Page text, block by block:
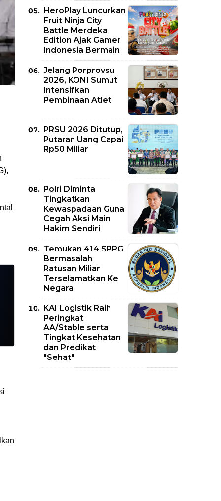
HeroPlay Luncurkan
Fruit Ninja City
Battle Merdeka
Edition Ajak Gamer
Indonesia Bermain
Jelang Porprovsu
2026, KONI Sumut
Intensifkan
Pembinaan Atlet
PRSU 2026 Ditutup,
Putaran Uang Capai
Rp50 Miliar
Polri Diminta
Tingkatkan
Kewaspadaan Guna
Cegah Aksi Main
Hakim Sendiri
Temukan 414 SPPG
Bermasalah
Ratusan Miliar
Terselamatkan Ke
Negara
KAI Logistik Raih
Peringkat
AA/Stable serta
Tingkat Kesehatan
dan Predikat
"Sehat"